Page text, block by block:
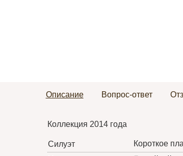
Описание Вопрос-ответ
Коллекция 2014 года
Силуэт
Короткое